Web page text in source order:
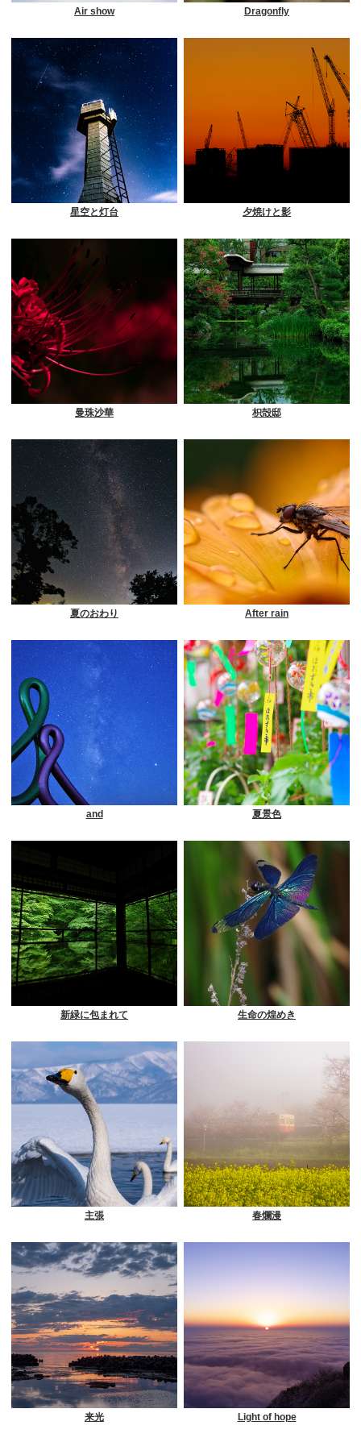
Air show Dragonfly
星空と灯台 夕焼けと影
曼珠沙華 枳殻邸
夏のおわり After rain
and 夏景色
新緑に包まれて 生命の煌めき
主張 春爛漫
来光 Light of hope